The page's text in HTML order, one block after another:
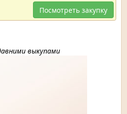
Посмотреть закупку
выкупами